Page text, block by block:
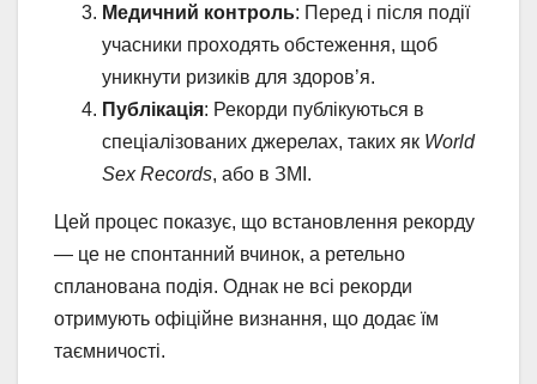
Медичний контроль: Перед і після події
учасники проходять обстеження, щоб
уникнути ризиків для здоров’я.
Публікація: Рекорди публікуються в
спеціалізованих джерелах, таких як World
Sex Records, або в ЗМІ.
Цей процес показує, що встановлення рекорду
— це не спонтанний вчинок, а ретельно
спланована подія. Однак не всі рекорди
отримують офіційне визнання, що додає їм
таємничості.